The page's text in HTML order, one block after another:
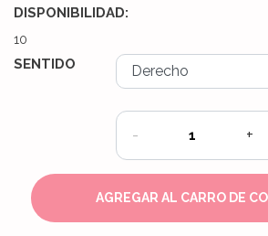
DISPONIBILIDAD:
10
SENTIDO
- +